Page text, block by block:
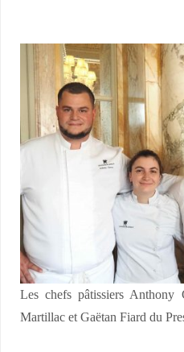
Les chefs pâtissiers Anthony
Martillac et Gaëtan Fiard du